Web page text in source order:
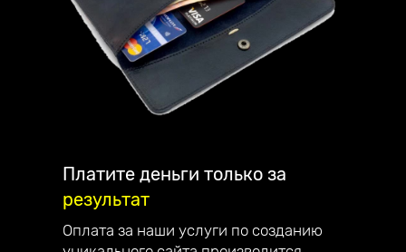
Наша компания занимается созданием
сайтов, интернет-магазинов, лендингов и
их продвижением по всей России.
Являемся официальным партнёром
компании Mottor. Мы постоянно улучшаем
качество обслуживания. Работаем на
Наши достижения:
— в 2022 году начали разрабатывать свой
Платите деньги только за
результат
Оплата за наши услуги по созданию